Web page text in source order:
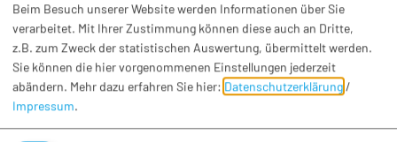
Sonstige Veranstaltungen
Kaffeenachmittag der AWO Wemding
Di. 25.08.26
Wemding
Der Arbeiterwohlfahrt Ortsverein Wemding lädt jeden 2.
und 4. Dienstag im Monat zum Kaffeenachmittag in das
historische Rathaus ...
Beim Besuch unserer Website werden Informationen über Sie
verarbeitet. Mit Ihrer Zustimmung können diese auch an Dritte,
z.B. zum Zweck der statistischen Auswertung, übermittelt werden.
Sie können die hier vorgenommenen Einstellungen jederzeit
abändern. Mehr dazu erfahren Sie hier: Datenschutzerklärung/
Impressum.